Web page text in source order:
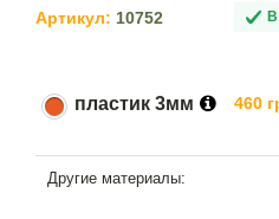
Артикул: 10752
пластик 3мм 460